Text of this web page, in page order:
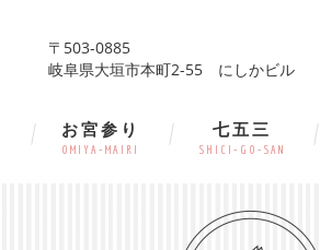
〒503-0885
岐阜県大垣市本町2-55 にしかビル
お宮参り
OMIYA-MAIRI
七五三
SHICI-GO-SAN